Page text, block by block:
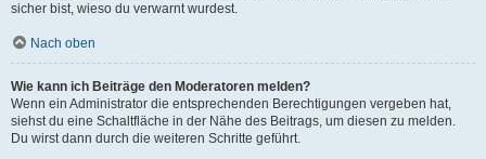
sicher bist, wieso du verwarnt wurdest.
Nach oben
Wie kann ich Beiträge den Moderatoren melden?
Wenn ein Administrator die entsprechenden Berechtigungen vergeben hat,
siehst du eine Schaltfläche in der Nähe des Beitrags, um diesen zu melden.
Du wirst dann durch die weiteren Schritte geführt.